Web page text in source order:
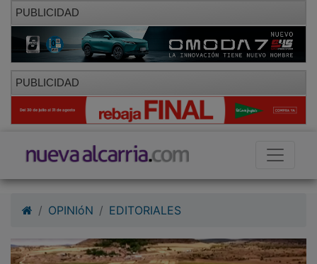
PUBLICIDAD
PUBLICIDAD